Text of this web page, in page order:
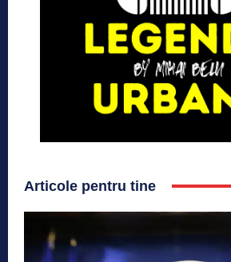
Articole pentru tine